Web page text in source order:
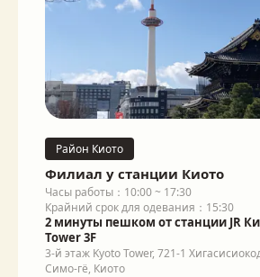
Район Киото
Филиал у станции Киото
Часы работы：10:00 ~ 17:30
Крайний срок для одевания：15:30
2 минуты пешком от станции JR
Tower 3F
3-й этаж Kyoto Tower, 721-1
Симо-гё, Киото